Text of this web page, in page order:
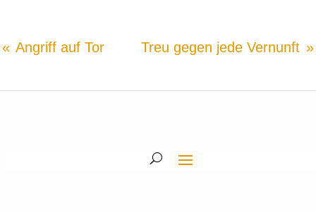
Angriff auf Tor Treu gegen jede Vernunft